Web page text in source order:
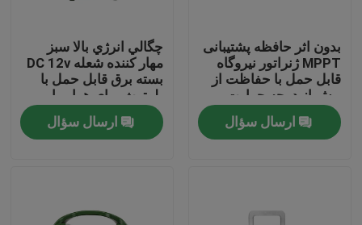
صفحه اصلی
بدون اثر حافظه پشتیبانی
MPPT ژنراتور نیروگاه
قابل حمل با حفاظت از
بیش از درجه حرارت
برای کمک به فاجعه
ارسال سؤال
چگالي انرژي بالا سبز
مهار کننده شعله DC 12v
بسته برق قابل حمل با
بلوتوث برای هواپیما
بدون سرنشین
ارسال سؤال